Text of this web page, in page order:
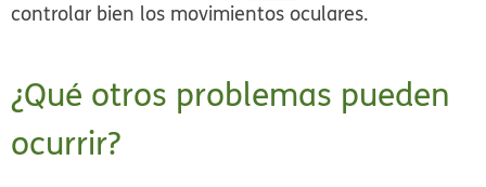
controlar bien los movimientos oculares.
¿Qué otros problemas pueden
ocurrir?